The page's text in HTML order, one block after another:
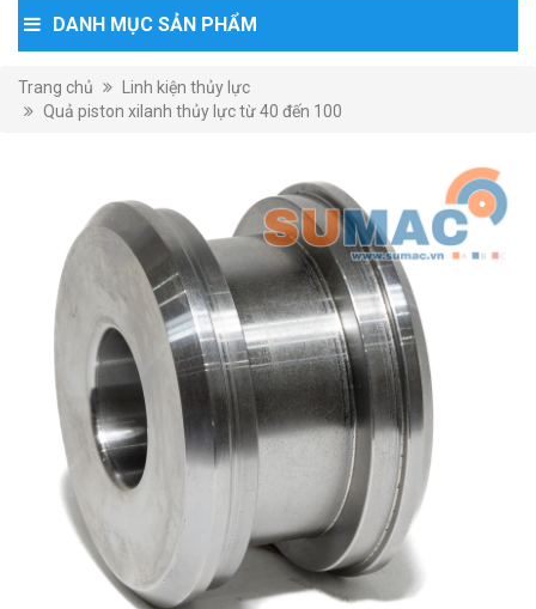
DANH MỤC SẢN PHẨM
Trang chủ
Linh kiện thủy lực
Quả piston xilanh thủy lực từ 40 đến 100